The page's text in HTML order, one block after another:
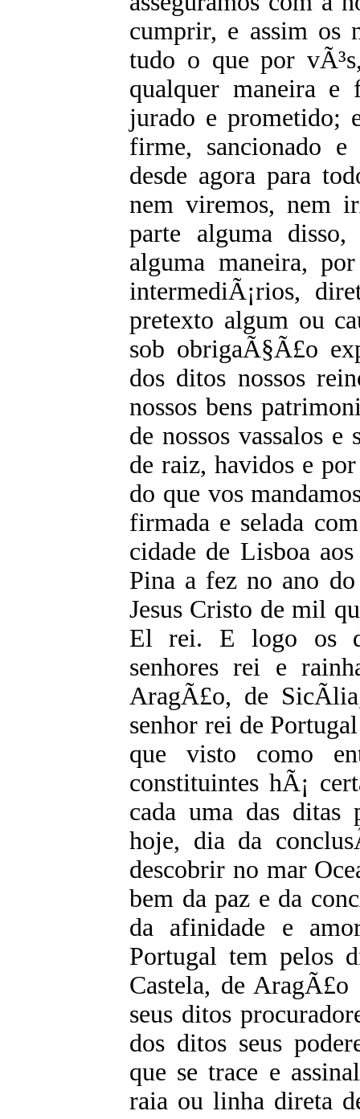
cumprir, e assim os
tudo o que por
qualquer maneira
jurado e prometido;
firme, sancionado
desde agora para
nem viremos, nem
parte alguma
alguma maneira,
intermediÃ¡rios,
pretexto algum ou
sob obrigaÃ§Ã£o
dos ditos nossos
nossos bens
de nossos vassalos e
de raiz, havidos e
do que vos
firmada e selada
cidade de Lisboa
Pina a fez no ano
Jesus Cristo de mil
El rei. E logo os
senhores rei e
AragÃ£o, de
senhor rei de
que visto como
constituintes hÃ¡
cada uma das ditas
hoje, dia da
descobrir no mar
bem da paz e da
da afinidade e
Portugal tem pelos
Castela, de AragÃ£o
seus ditos
dos ditos seus
que se trace e
raia ou linha direta